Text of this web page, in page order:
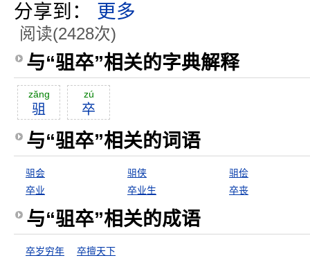
分享到： 更多
阅读(2428次)
与“驵卒”相关的字典解释
zăng
驵
zú
卒
与“驵卒”相关的词语
驵会 驵侠
驵侩
卒业
卒业生 卒丧
与“驵卒”相关的成语
卒岁穷年 卒擅天下